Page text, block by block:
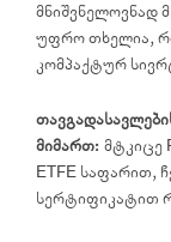
მნიშვნელოვნად
უფრო თხელია,
კომპაქტურ
მიმართ: მტკიცე
ETFE საფარით,
სერტიფიკატით